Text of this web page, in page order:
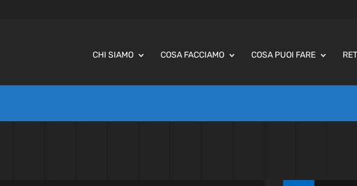
CHI SIAMO COSA FACCIAMO COSA PUOI FARE